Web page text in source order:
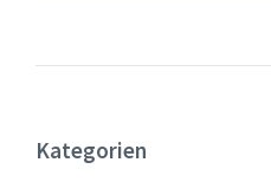
Kategorien